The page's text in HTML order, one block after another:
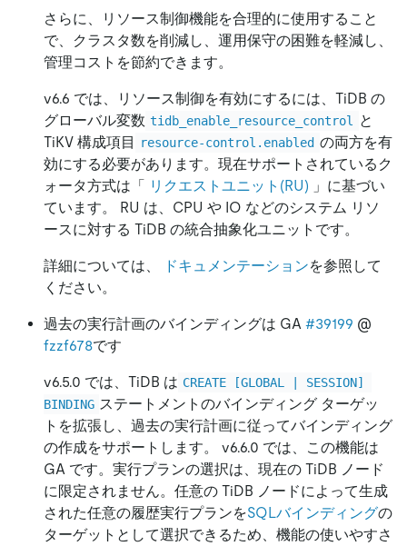
さらに、リソース制御機能を合理的に使用すること
で、クラスタ数を削減し、運用保守の困難を軽減し、
管理コストを節約できます。
v6.6 では、リソース制御を有効にするには、TiDB の
グローバル変数 tidb_enable_resource_control
と
TiKV 構成項目
resource-control.enabled の両方を有
効にする必要があります。現在サポートされているク
ォータ方式は「 リクエストユニット(RU) 」に基づい
ています。 RU は、CPU や IO などのシステム リソ
ースに対する TiDB の統合抽象化ユニットです。
詳細については、 ドキュメンテーションを参照して
ください。
過去の実行計画のバインディングは GA #39199 @
fzzf678です
v6.5.0 では、TiDB は CREATE [GLOBAL | SESSION]
BINDING ステートメントのバインディング ターゲッ
トを拡張し、過去の実行計画に従ってバインディング
の作成をサポートします。 v6.6.0 では、この機能は
GA です。実行プランの選択は、現在の TiDB ノード
に限定されません。任意の TiDB ノードによって生成
された任意の履歴実行プランをSQLバインディングの
ターゲットとして選択できるため、機能の使いやすさ